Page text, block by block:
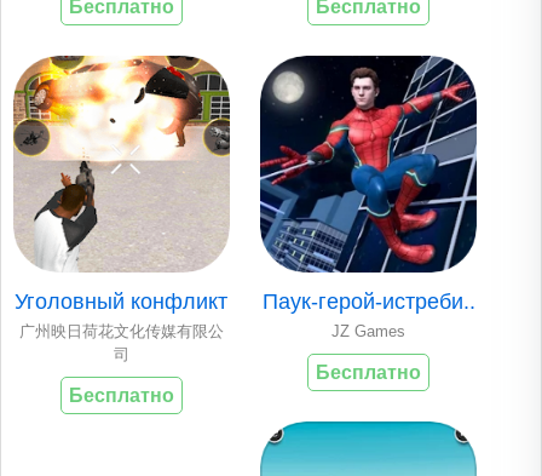
Бесплатно Бесплатно
Уголовный конфликт
广州映日荷花文化传媒有限公
司
Бесплатно
Паук-герой-истреби..
JZ Games
Бесплатно